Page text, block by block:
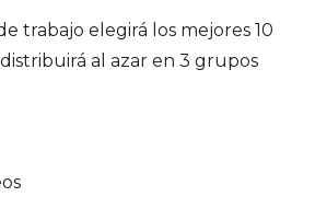
trabajo elegirá los mejores 10
al azar en 3 grupos